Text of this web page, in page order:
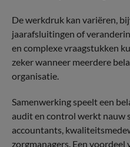
De werkdruk kan variëren,
jaarafsluitingen of
en complexe vraagstukken
zeker wanneer meerdere
organisatie.
Samenwerking speelt een
audit en control werkt nauw
accountants,
zorgmanagers. Een voordeel